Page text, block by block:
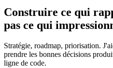
Construire ce qui
pas ce qui
Stratégie, roadmap, priorisation.
prendre les bonnes décisions
ligne de code.